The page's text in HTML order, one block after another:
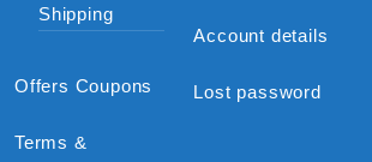
Shipping
Offers Coupons
Terms &
Account details
Lost password